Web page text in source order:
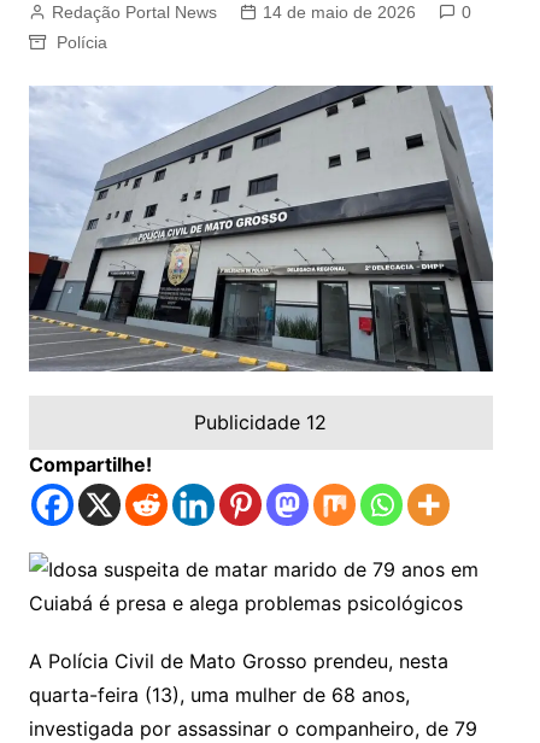
Redação Portal News 14 de maio de 2026
0
Polícia
Publicidade 12
Compartilhe!
A Polícia Civil de Mato Grosso prendeu, nesta
quarta-feira (13), uma mulher de 68 anos,
investigada por assassinar o companheiro, de 79